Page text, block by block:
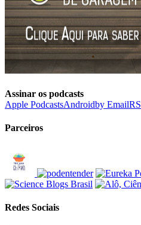
Assinar os podcasts
Apple PodcastsAndroidby Email
Parceiros
Redes Sociais